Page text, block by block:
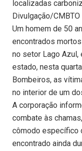
localizadas
Divulgação/CMBTO
Um homem de 50
encontrados
no setor Lago Azul,
estado, nesta
Bombeiros, as
no interior de um
A corporação
combate às
cômodo específico
encontrado ainda